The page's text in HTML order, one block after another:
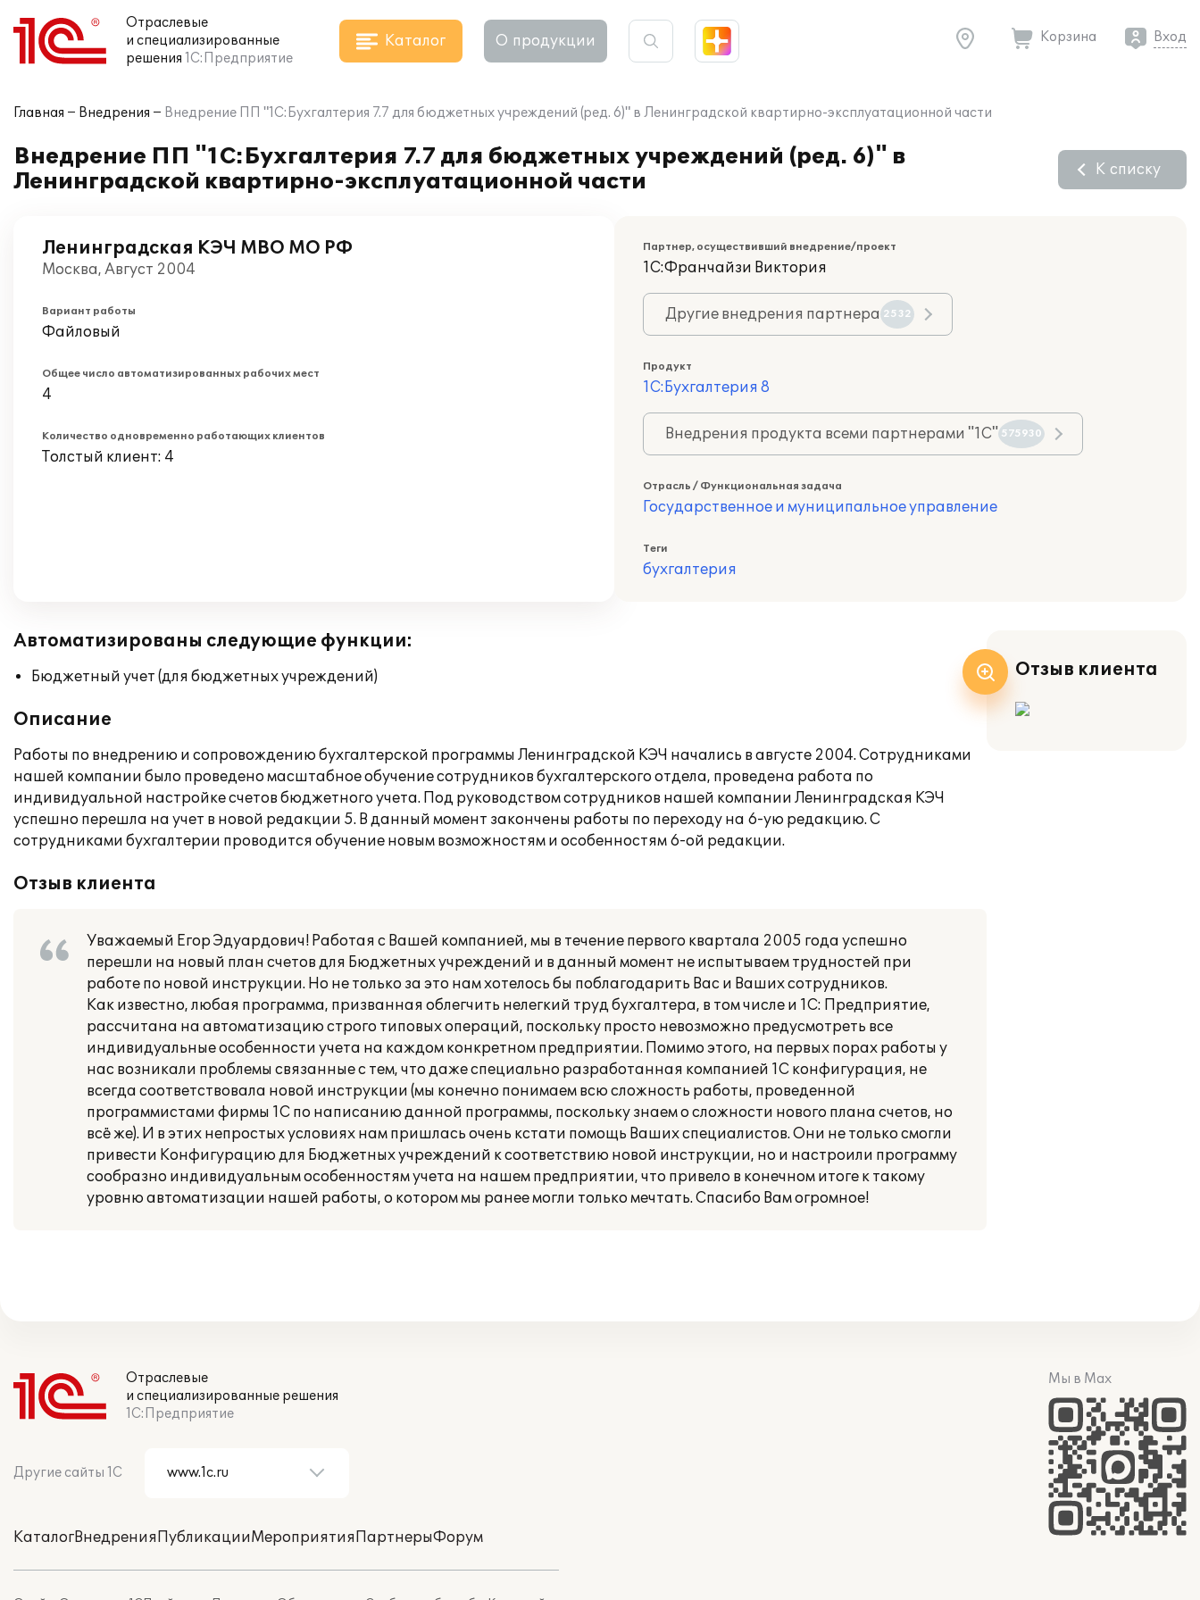
Отраслевые
и специализированные
решения 1С:Предприятие
Каталог О продукции Корзина Вход
Главная Внедрения Внедрение ПП "1С:Бухгалтерия 7.7 для бюджетных учреждений (ред. 6)" в Ленинградской квартирно-эксплуатационной части
Внедрение ПП "1С:Бухгалтерия 7.7 для бюджетных учреждений (ред. 6)" в
Ленинградской квартирно-эксплуатационной части
К списку
Ленинградская КЭЧ МВО МО РФ
Москва, Август 2004
Вариант работы
Файловый
Общее число автоматизированных рабочих мест
4
Количество одновременно работающих клиентов
Толстый клиент: 4
Партнер, осуществивший внедрение/проект
1С:Франчайзи Виктория
Другие внедрения партнера 2532
Продукт
1С:Бухгалтерия 8
Внедрения продукта всеми партнерами "1С" 575930
Отрасль / Функциональная задача
Государственное и муниципальное управление
Теги
бухгалтерия
Автоматизированы следующие функции:
Бюджетный учет (для бюджетных учреждений)
Описание
Работы по внедрению и сопровождению бухгалтерской программы Ленинградской КЭЧ начались в августе 2004. Сотрудниками
нашей компании было проведено масштабное обучение сотрудников бухгалтерского отдела, проведена работа по
индивидуальной настройке счетов бюджетного учета. Под руководством сотрудников нашей компании Ленинградская КЭЧ
успешно перешла на учет в новой редакции 5. В данный момент закончены работы по переходу на 6-ую редакцию. С
сотрудниками бухгалтерии проводится обучение новым возможностям и особенностям 6-ой редакции.
Отзыв клиента
Уважаемый Егор Эдуардович! Работая с Вашей компанией, мы в течение первого квартала 2005 года успешно
перешли на новый план счетов для Бюджетных учреждений и в данный момент не испытываем трудностей при
работе по новой инструкции. Но не только за это нам хотелось бы поблагодарить Вас и Ваших сотрудников.
Как известно, любая программа, призванная облегчить нелегкий труд бухгалтера, в том числе и 1С: Предприятие,
рассчитана на автоматизацию строго типовых операций, поскольку просто невозможно предусмотреть все
индивидуальные особенности учета на каждом конкретном предприятии. Помимо этого, на первых порах работы у
нас возникали проблемы связанные с тем, что даже специально разработанная компанией 1С конфигурация, не
всегда соответствовала новой инструкции (мы конечно понимаем всю сложность работы, проведенной
программистами фирмы 1С по написанию данной программы, поскольку знаем о сложности нового плана счетов, но
всё же). И в этих непростых условиях нам пришлась очень кстати помощь Ваших специалистов. Они не только смогли
привести Конфигурацию для Бюджетных учреждений к соответствию новой инструкции, но и настроили программу
сообразно индивидуальным особенностям учета на нашем предприятии, что привело в конечном итоге к такому
уровню автоматизации нашей работы, о котором мы ранее могли только мечтать. Спасибо Вам огромное!
Отзыв клиента
Отраслевые
и специализированные решения
1С:Предприятие
Другие сайты 1С
КаталогВнедренияПубликацииМероприятияПартнерыФорум
Мы в Max